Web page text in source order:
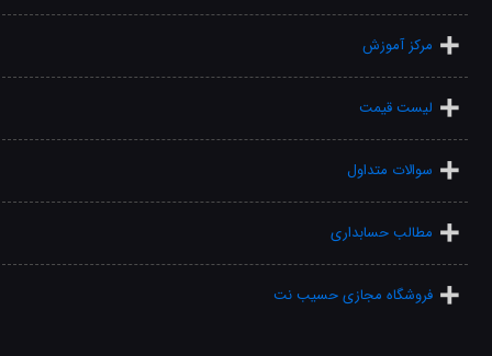
مرکز آموزش
لیست قیمت
سوالات متداول
مطالب حسابداری
فروشگاه مجازی حسیب نت